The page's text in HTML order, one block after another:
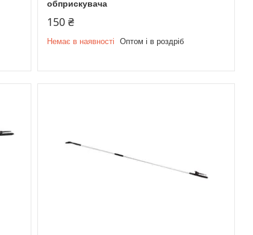
обприскувача
150 ₴
Немає в наявності Оптом і в роздріб